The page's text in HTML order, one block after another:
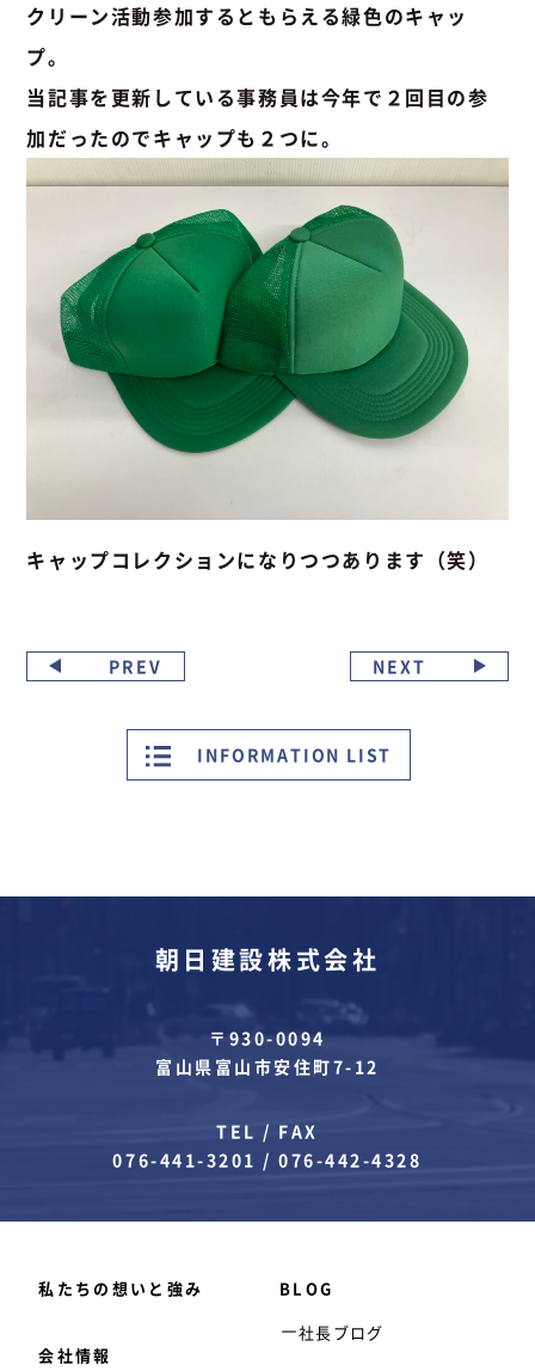
クリーン活動参加するともらえる緑色のキャッ
プ。
当記事を更新している事務員は今年で２回目の参
加だったのでキャップも２つに。
キャップコレクションになりつつあります（笑）
PREV
INFORMATION LIST
NEXT
朝日建設株式会社
〒930-0094
富山県富山市安住町7-12
TEL / FAX
076-441-3201 /076-442-4328
私たちの想いと強み
会社情報
BLOG
社長ブログ